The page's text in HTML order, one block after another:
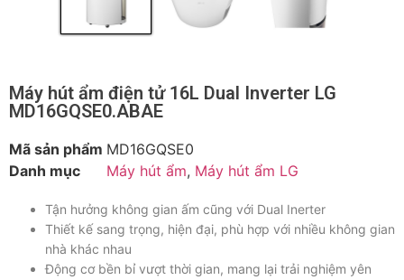
Máy hút ẩm điện tử 16L Dual Inverter LG
MD16GQSE0.ABAE
Mã sản phẩm MD16GQSE0
Danh mục
Máy hút ẩm, Máy hút ẩm LG
Tận hưởng không gian ấm cũng với Dual Inerter
Thiết kế sang trọng, hiện đại, phù hợp với nhiều không gian
nhà khác nhau
Động cơ bền bỉ vượt thời gian, mang lại trải nghiệm yên